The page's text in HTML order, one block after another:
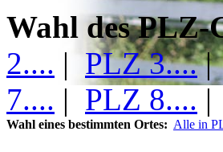
Wahl des PLZ-
2.... | PLZ 3....
7.... | PLZ 8.... |
Wahl eines bestimmten Ortes: Alle in